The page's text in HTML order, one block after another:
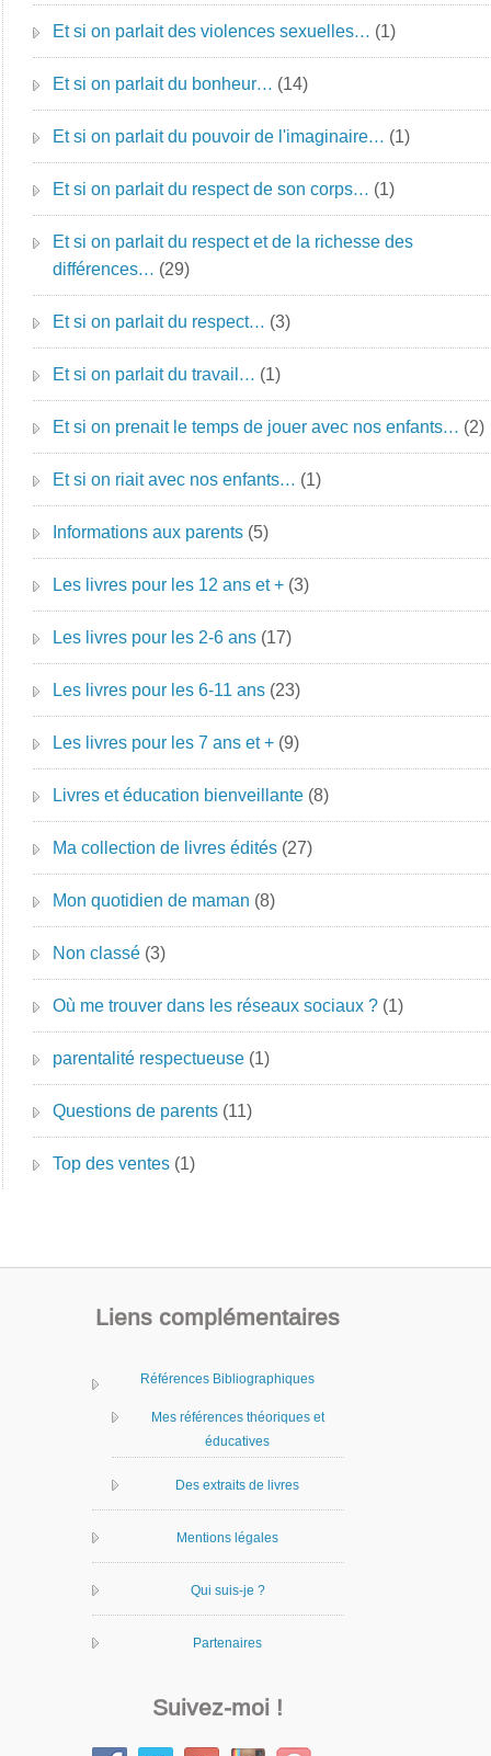
Et si on parlait des violences sexuelles… (1)
Et si on parlait du bonheur… (14)
Et si on parlait du pouvoir de l'imaginaire… (1)
Et si on parlait du respect de son corps… (1)
Et si on parlait du respect et de la richesse des
différences… (29)
Et si on parlait du respect… (3)
Et si on parlait du travail… (1)
Et si on prenait le temps de jouer avec nos enfants… (2)
Et si on riait avec nos enfants… (1)
Informations aux parents (5)
Les livres pour les 12 ans et + (3)
Les livres pour les 2-6 ans (17)
Les livres pour les 6-11 ans (23)
Les livres pour les 7 ans et + (9)
Livres et éducation bienveillante (8)
Ma collection de livres édités (27)
Mon quotidien de maman (8)
Non classé (3)
Où me trouver dans les réseaux sociaux ? (1)
parentalité respectueuse (1)
Questions de parents (11)
Top des ventes (1)
Liens complémentaires
Références Bibliographiques
Mes références théoriques et
éducatives
Des extraits de livres
Mentions légales
Qui suis-je ?
Partenaires
Suivez-moi !